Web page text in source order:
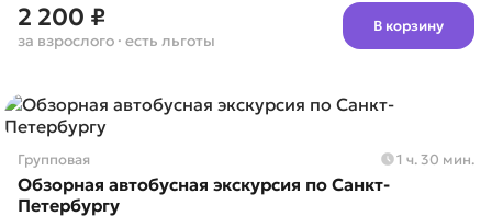
2 200 ₽
за взрослого · есть льготы
В корзину
Групповая 1 ч. 30 мин.
Обзорная автобусная экскурсия по Санкт-
Петербургу